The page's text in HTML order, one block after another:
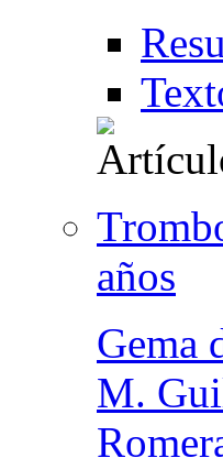
años
Gema
M.